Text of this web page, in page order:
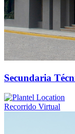
Secundaria
Recorrido Virtual